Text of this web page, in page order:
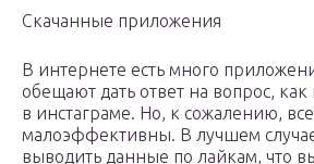
Скачанные приложения
В интернете есть много
обещают дать ответ на вопрос, как
в инстаграме. Но, к сожалению,
малоэффективны. В лучшем
выводить данные по лайкам, что